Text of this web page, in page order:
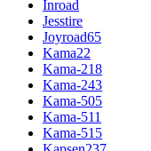
Inroad
Jesstire
Joyroad65
Kama22
Kama-218
Kama-243
Kama-505
Kama-511
Kama-515